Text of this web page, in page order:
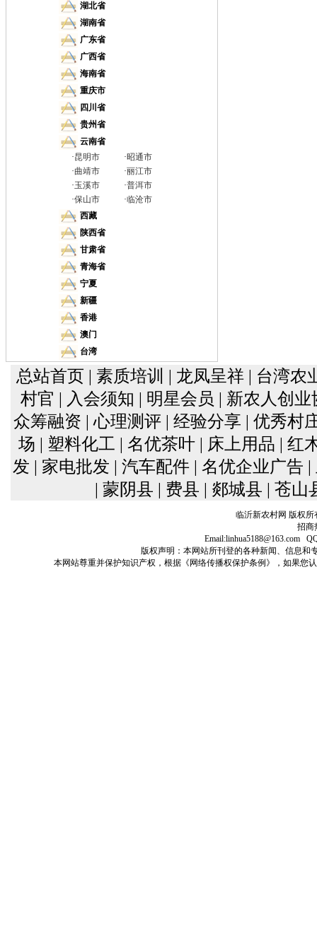
湖北省
湖南省
广东省
广西省
海南省
重庆市
四川省
贵州省
云南省
·昆明市 ·昭通市
·曲靖市 ·丽江市
·玉溪市 ·普洱市
·保山市 ·临沧市
西藏
陕西省
甘肃省
青海省
宁夏
新疆
香港
澳门
台湾
总站首页 | 素质培训 | 龙凤呈祥 | 台湾农
村官 | 入会须知 | 明星会员 | 新农人创
众筹融资 | 心理测评 | 经验分享 | 优秀村
场 | 塑料化工 | 名优茶叶 | 床上用品 | 红
发 | 家电批发 | 汽车配件 | 名优企业广告 |
| 蒙阴县 | 费县 | 郯城县 | 苍山
临沂新农村网 版权所
招商
Email:linhua5188@163.com
版权声明：本网站所刊登的各种新闻、信息和
本网站尊重并保护知识产权，根据《网络传播权保护条例》，如果您